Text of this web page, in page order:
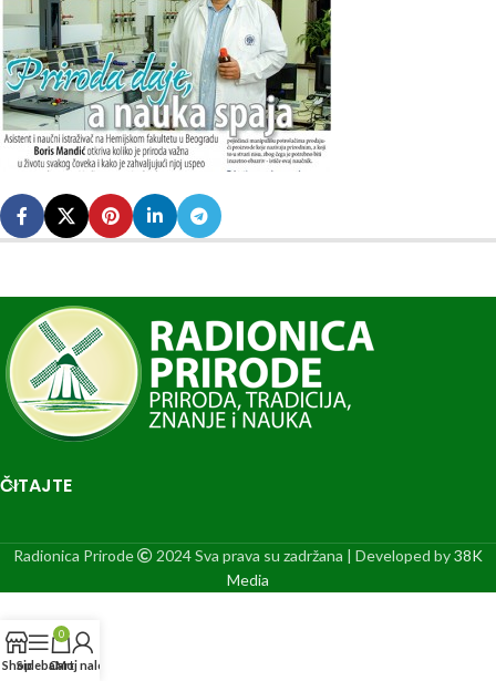
ČITAJTE
Radionica Prirode 2024 Sva prava su zadržana | Developed by38K
Media
ShopSidebar
0
Cart
Moj nalog